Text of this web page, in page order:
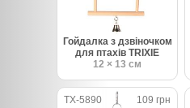
Гойдалка з дзвіночком
для птахів TRIXIE
12 × 13 см
TX-5890 109 грн